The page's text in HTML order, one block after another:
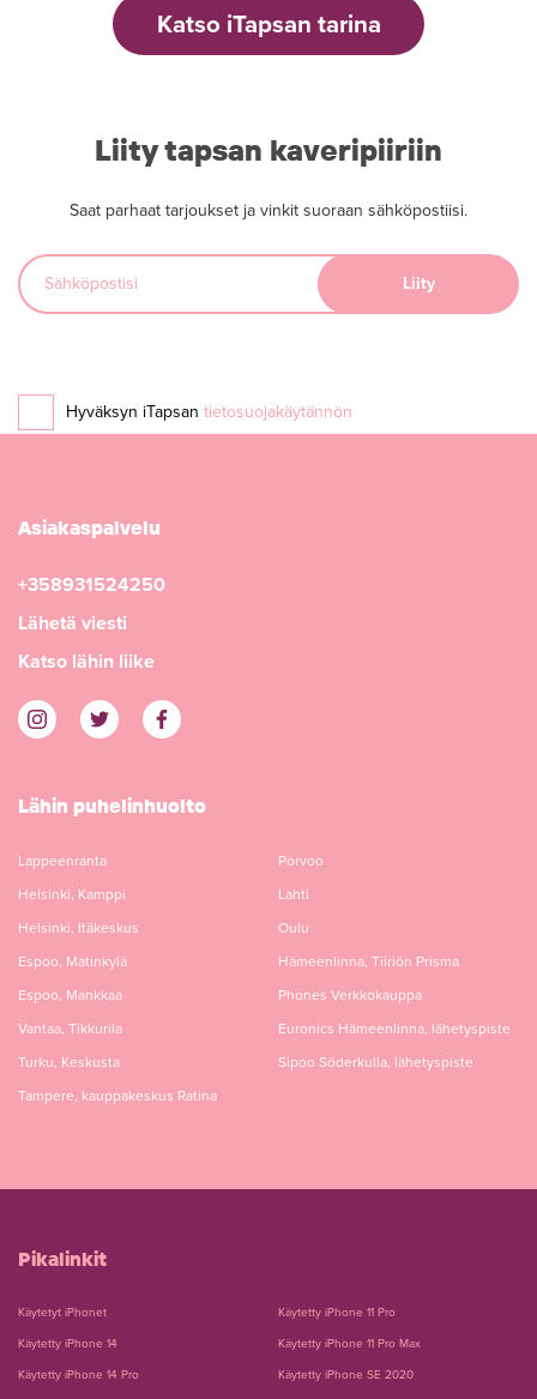
Katso iTapsan tarina
Liity tapsan kaveripiiriin
Saat parhaat tarjoukset ja vinkit suoraan sähköpostiisi.
Hyväksyn iTapsan tietosuojakäytännön
Asiakaspalvelu
+358931524250
Lähetä viesti
Katso lähin liike
Lähin puhelinhuolto
Lappeenranta
Helsinki, Kamppi
Helsinki, Itäkeskus
Espoo, Matinkylä
Espoo, Mankkaa
Vantaa, Tikkurila
Turku, Keskusta
Tampere, kauppakeskus Ratina
Porvoo
Lahti
Oulu
Hämeenlinna, Tiiriön Prisma
Phones Verkkokauppa
Euronics Hämeenlinna, lähetyspiste
Sipoo Söderkulla, lähetyspiste
Pikalinkit
Käytetyt iPhonet
Käytetty iPhone 14
Käytetty iPhone 14 Pro
Käytetty iPhone 11 Pro
Käytetty iPhone 11 Pro Max
Käytetty iPhone SE 2020